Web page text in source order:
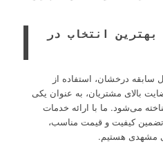
انتخاب در
قدس با بیش از ۲۰ سال سابقه درخشان، استفاده از
بالای مشتریان، به عنوان یکی
می‌شود. ما با ارائه خدمات
کیفیت و قیمت مناسب،
مشهدی هستیم.